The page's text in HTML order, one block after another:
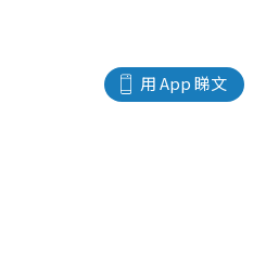
用 App 睇文